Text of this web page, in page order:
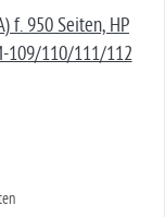
f. 950 Seiten, HP
109/110/111/112